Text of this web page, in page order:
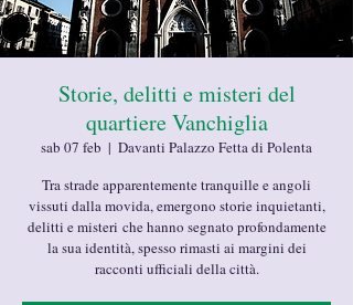
Storie, delitti e misteri del
quartiere Vanchiglia
sab 07 feb
  |
Davanti Palazzo Fetta di Polenta
Tra strade apparentemente tranquille e angoli
vissuti dalla movida, emergono storie inquietanti,
delitti e misteri che hanno segnato profondamente
la sua identità, spesso rimasti ai margini dei
racconti ufficiali della città.